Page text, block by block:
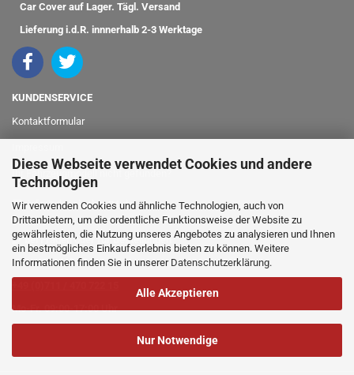
Diese Webseite verwendet Cookies und andere
Technologien
Wir verwenden Cookies und ähnliche Technologien, auch von
Drittanbietern, um die ordentliche Funktionsweise der Website zu
gewährleisten, die Nutzung unseres Angebotes zu analysieren und Ihnen
ein bestmögliches Einkaufserlebnis bieten zu können. Weitere
Informationen finden Sie in unserer Datenschutzerklärung.
Alle Akzeptieren
Nur Notwendige
Car Cover auf Lager. Tägl. Versand
Lieferung i.d.R. innnerhalb 2-3 Werktage
KUNDENSERVICE
Kontaktformular
Ihr Fahrzeugmodell nicht gefunden?
info@classicshop24.de
bei Fragen oder für Bestellungen
rufen Sie einfach an:
Mo-Fr. 09:00-17:00 Uhr